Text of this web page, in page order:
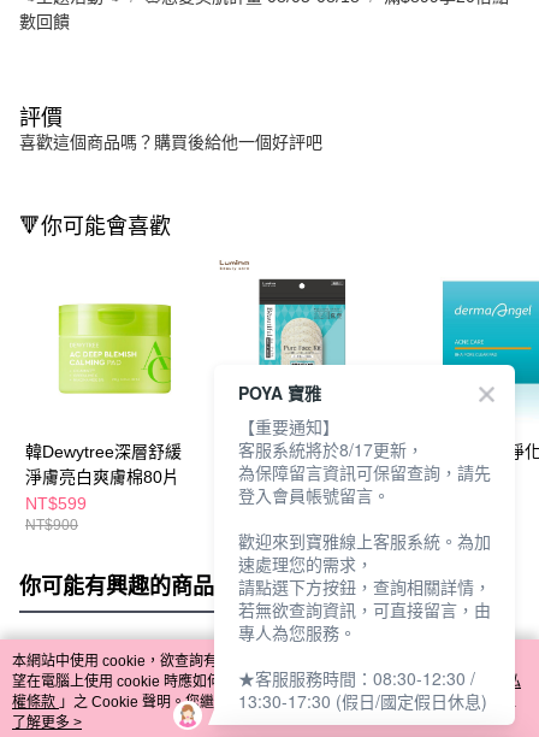
數回饋
評價
喜歡這個商品嗎？購買後給他一個好評吧
🔻你可能會喜歡
韓Dewytree深層舒緩
淨膚亮白爽膚棉80片
NT$599
NT$900
Lumina深層潔顏去角
質絲瓜圓片5入
NT$79
護妍天使毛孔淨
棉65片
你可能有興趣的商品 全站排行
熱門標籤
本網站中使用 cookie，欲查詢有關本網站使用 cookie 方式之詳情，及若您不希
望在電腦上使用 cookie 時應如何變更電腦的 cookie 設定，請參閱本網站「
隱私
權條款 」之 Cookie 聲明。您繼續使用本網站即表示您同意本公司得按本網站使
用條款之 Cookie 聲明使用 cookie。
了解更多 >
POYA 寶雅
【重要通知】
客服系統將於8/17更新，
為保障留言資訊可保留查詢，請先
登入會員帳號留言。
歡迎來到寶雅線上客服系統。為加
速處理您的需求，
請點選下方按鈕，查詢相關詳情，
若無欲查詢資訊，可直接留言，由
專人為您服務。
★客服服務時間：08:30-12:30 /
13:30-17:30 (假日/國定假日休息)